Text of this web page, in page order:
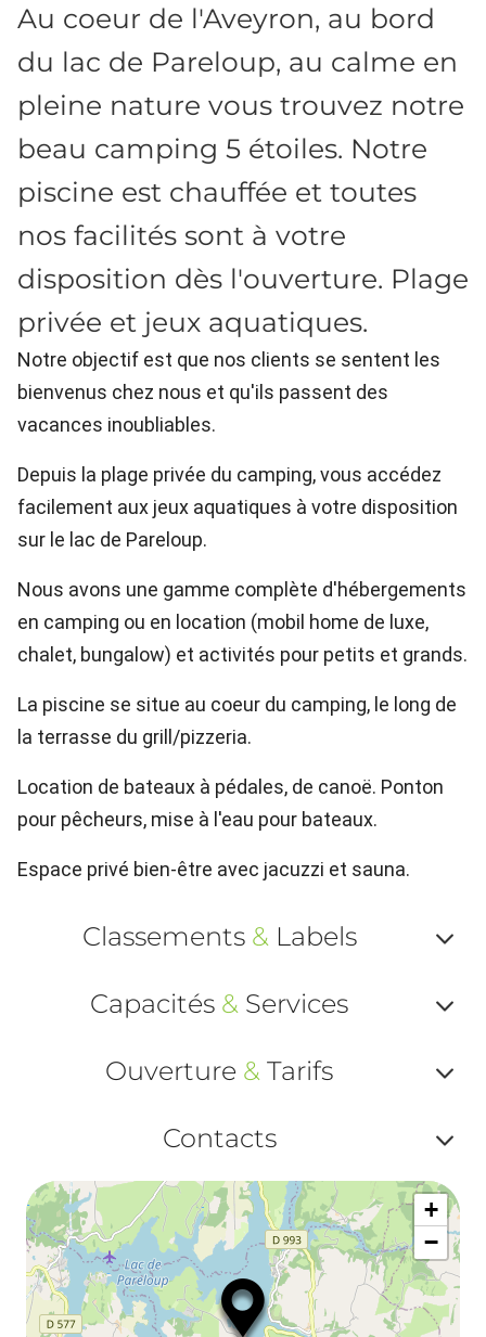
Au coeur de l'Aveyron, au bord
du lac de Pareloup, au calme en
pleine nature vous trouvez notre
beau camping 5 étoiles. Notre
piscine est chauffée et toutes
nos facilités sont à votre
disposition dès l'ouverture. Plage
privée et jeux aquatiques.
Notre objectif est que nos clients se sentent les
bienvenus chez nous et qu'ils passent des
vacances inoubliables.
Depuis la plage privée du camping, vous accédez
facilement aux jeux aquatiques à votre disposition
sur le lac de Pareloup.
Nous avons une gamme complète d'hébergements
en camping ou en location (mobil home de luxe,
chalet, bungalow) et activités pour petits et grands.
La piscine se situe au coeur du camping, le long de
la terrasse du grill/pizzeria.
Location de bateaux à pédales, de canoë. Ponton
pour pêcheurs, mise à l'eau pour bateaux.
Espace privé bien-être avec jacuzzi et sauna.
Classements & Labels
ou
Capacités & Services
ou
Ouverture & Tarifs
ou
et
Contacts
ou
+
−